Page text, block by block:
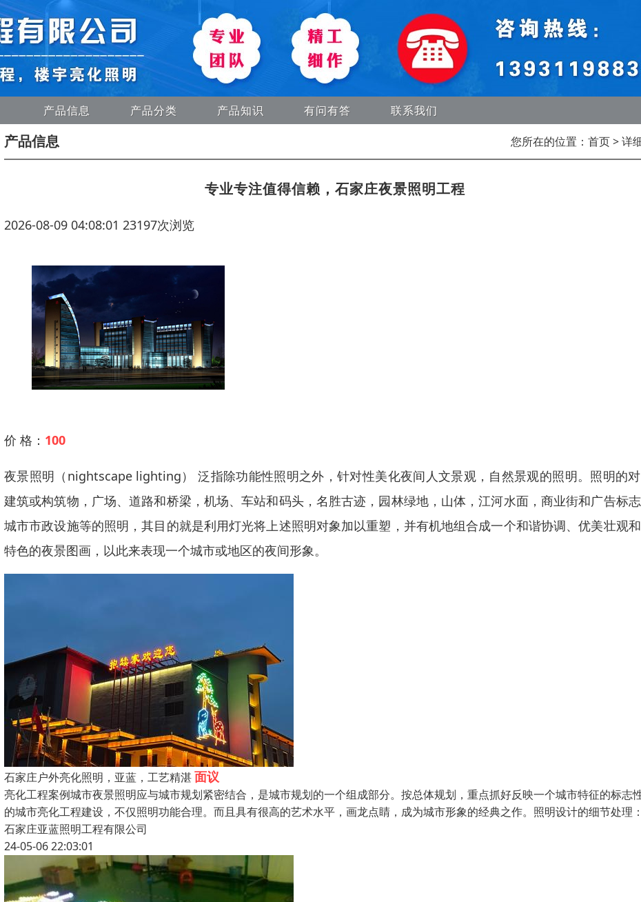
产品信息 产品分类 产品知识 有问有答 联系我们
产品信息 您所在的位置： 首页> 详
专业专注值得信赖，石家庄夜景照明工程
2026-08-09 04:08:01 23197次浏览
价 格： 100
夜景照明（nightscape lighting） 泛指除功能性照明之外，针对性美化夜间人文景观，自然景观的照明。照明的
建筑或构筑物，广场、道路和桥梁，机场、车站和码头，名胜古迹，园林绿地，山体，江河水面，商业街和广告标
城市市政设施等的照明，其目的就是利用灯光将上述照明对象加以重塑，并有机地组合成一个和谐协调、优美壮观
特色的夜景图画，以此来表现一个城市或地区的夜间形象。
石家庄户外亮化照明，亚蓝，工艺精湛面议
亮化工程案例城市夜景照明应与城市规划紧密结合，是城市规划的一个组成部分。按总体规划，重点抓好反映一个城市特征的标志
的城市亮化工程建设，不仅照明功能合理。而且具有很高的艺术水平，画龙点睛，成为城市形象的经典之作。照明设计的细节
石家庄亚蓝照明工程有限公司
24-05-06 22:03:01